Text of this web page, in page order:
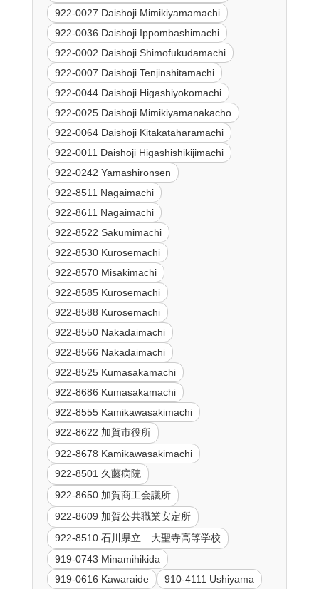
922-0027 Daishoji Mimikiyamamachi
922-0036 Daishoji Ippombashimachi
922-0002 Daishoji Shimofukudamachi
922-0007 Daishoji Tenjinshitamachi
922-0044 Daishoji Higashiyokomachi
922-0025 Daishoji Mimikiyamanakacho
922-0064 Daishoji Kitakataharamachi
922-0011 Daishoji Higashishikijimachi
922-0242 Yamashironsen
922-8511 Nagaimachi
922-8611 Nagaimachi
922-8522 Sakumimachi
922-8530 Kurosemachi
922-8570 Misakimachi
922-8585 Kurosemachi
922-8588 Kurosemachi
922-8550 Nakadaimachi
922-8566 Nakadaimachi
922-8525 Kumasakamachi
922-8686 Kumasakamachi
922-8555 Kamikawasakimachi
922-8622 加賀市役所
922-8678 Kamikawasakimachi
922-8501 久藤病院
922-8650 加賀商工会議所
922-8609 加賀公共職業安定所
922-8510 石川県立 大聖寺高等学校
919-0743 Minamihikida
919-0616 Kawaraide
910-4111 Ushiyama